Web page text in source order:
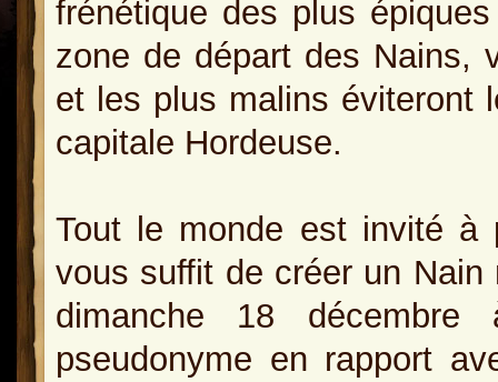
frénétique des plus
zone de départ des Nains,
et les plus malins éviteront
capitale Hordeuse.
Tout le monde est invité à
vous suffit de créer un
dimanche 18
pseudonyme en rapport